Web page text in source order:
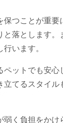
つことが重要
と落とします。
います。
ットでも安心
てるスタイル
弱く負担をかけ